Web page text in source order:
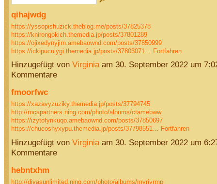
qihajwdg
https://yssopishuzick.theblog.me/posts/37825378
https://knirongokich.themedia.jp/posts/37801289
https://ojixedynyjim.amebaownd.com/posts/37850999
https://ickipuculygi.themedia.jp/posts/37803071…
Fortfahren
Hinzugefügt von Virginiaam 30. September 2022 um
Kommentare
fmoorfwc
https://xazavyzuziky.themedia.jp/posts/37794745
http://mcspartners.ning.com/photo/albums/ctamebww
https://izytofynkuqo.amebaownd.com/posts/37850697
https://chucoshyxypu.themedia.jp/posts/37798551… Fortfahren
Hinzugefügt von Virginiaam 30. September 2022 um
Kommentare
hebntxhm
http://divasunlimited.ning.com/photo/albums/myrjyrmp